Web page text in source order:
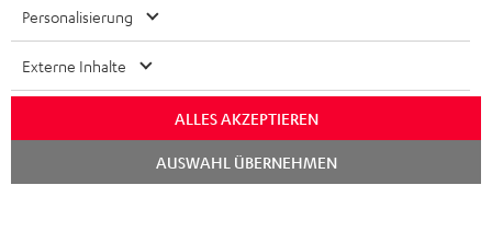
NEUHEITEN
UNSERE WERTE
BILDUNGSRABATT
Technische Änderungen, Tippfehler und Irrtum vorbehalten. Das auf unseren
Fotos abgebildete Zubehör ist nicht im Lieferumfang enthalten. Etwaige
Entsorgungsgebühren für Batterien sind im Preis inbegriffen.
Datenschutz Daten-Einstellungen
Vertrag widerrufen
Personalisierung
Externe Inhalte
ALLES AKZEPTIEREN
AUSWAHL ÜBERNEHMEN